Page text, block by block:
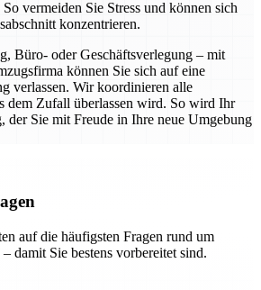
vermeiden Sie Stress und können sich
konzentrieren.
Büro- oder Geschäftsverlegung – mit
können Sie sich auf eine
verlassen. Wir koordinieren alle
dem Zufall überlassen wird. So wird Ihr
der Sie mit Freude in Ihre neue Umgebung
auf die häufigsten Fragen rund um
damit Sie bestens vorbereitet sind.